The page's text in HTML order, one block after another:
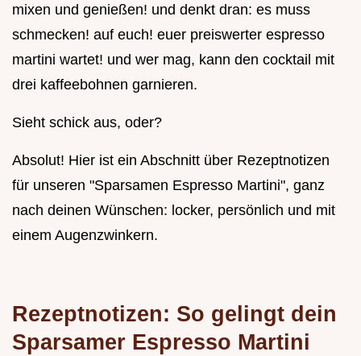
mixen und genießen! und denkt dran: es muss
schmecken! auf euch! euer preiswerter espresso
martini wartet! und wer mag, kann den cocktail mit
drei kaffeebohnen garnieren.
Sieht schick aus, oder?
Absolut! Hier ist ein Abschnitt über Rezeptnotizen
für unseren "Sparsamen Espresso Martini", ganz
nach deinen Wünschen: locker, persönlich und mit
einem Augenzwinkern.
Rezeptnotizen: So gelingt dein
Sparsamer Espresso Martini